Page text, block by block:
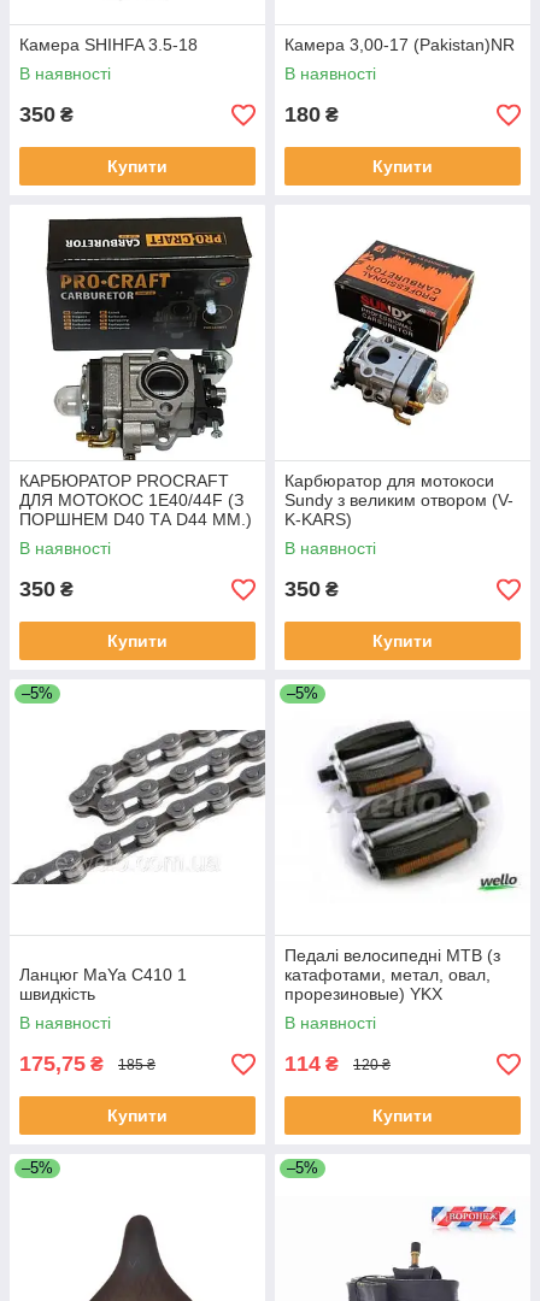
Камера SHIHFA 3.5-18
В наявності
350 ₴
Купити
Камера 3,00-17 (Pakistan)NR
В наявності
180 ₴
Купити
КАРБЮРАТОР PROCRAFT
ДЛЯ МОТОКОС 1E40/44F (З
ПОРШНЕМ D40 ТА D44 ММ.)
ВЕЛИКИЙ ОТВІР
В наявності
350 ₴
Купити
Карбюратор для мотокоси
Sundy з великим отвором (V-
K-KARS)
В наявності
350 ₴
Купити
–5%
Ланцюг MaYa C410 1
швидкість
В наявності
175,75 ₴ 185 ₴
Купити
–5%
Педалі велосипедні МТВ (з
катафотами, метал, овал,
прорезиновые) YKX
В наявності
114 ₴ 120 ₴
Купити
–5% –5%